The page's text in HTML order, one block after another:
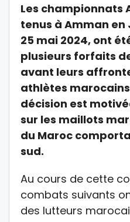
Les championnats
tenus à Amman en
25 mai 2024, ont
plusieurs forfaits
avant leurs
athlètes
décision est
sur les maillots
du Maroc
sud.
Au cours de cette
combats suivants
des lutteurs